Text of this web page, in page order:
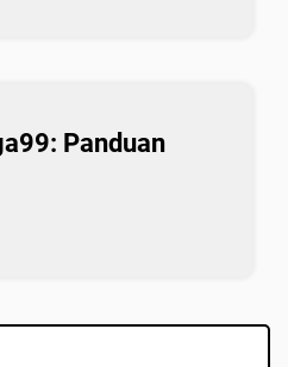
Panduan